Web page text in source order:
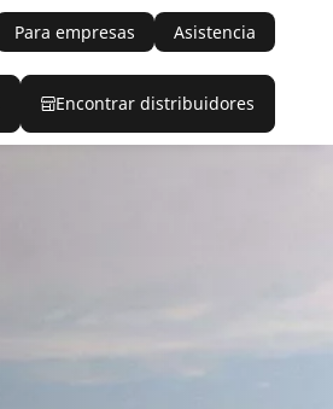
Para empresas Asistencia
Encontrar distribuidores